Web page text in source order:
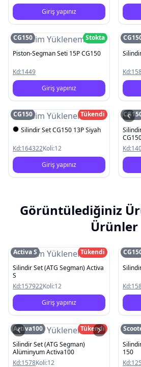
Giriş yapınız
Resim Yüklenemedi
CG150
Stokta
Piston-Segman Seti 15P CG150
Kd:1449
Giriş yapınız
Kd:
Resim Yüklenemedi
CG150
Tükendi
Silindir Set CG150 13P Siyah
Kd:164322Koli:12
Giriş yapınız
Kd:
Görüntülediğiniz
Ürünler
Resim Yüklenemedi
Activa S
Tükendi
Silindir Set (ATG Segman) Activa
S
Kd:157922Koli:12
Giriş yapınız
Kd:
Resim Yüklenemedi
Activa100
Tükendi
Silindir Set (ATG Segman)
Alüminyum Activa100
Kd:1578Koli:12
150
Kd: